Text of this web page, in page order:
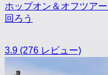
ホップオン＆オフツア
回ろう
3.9 (276 レビュー)